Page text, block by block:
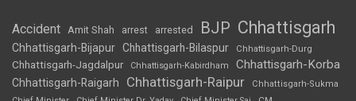
Accident Amit Shah arrest arrested BJP Chhattisgarh
Chhattisgarh-Bijapur Chhattisgarh-Bilaspur Chhattisgarh-Durg
Chhattisgarh-Jagdalpur Chhattisgarh-Kabirdham Chhattisgarh-Korba
Chhattisgarh-Raigarh Chhattisgarh-Raipur
Chhattisgarh-Sukma